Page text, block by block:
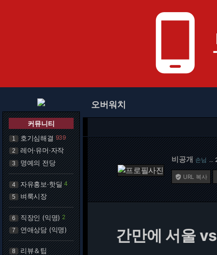
phone_android
커뮤니티
1 호기심해결 939
2 레어·유머·자작
3 명예의 전당
4 자유홍보·핫딜 4
5 벼룩시장
6 직장인 (익명) 2
7 연애상담 (익명)
8 리뷰＆팁
오버워치
비공개 손님 …
 URL 복사
간만에 서울